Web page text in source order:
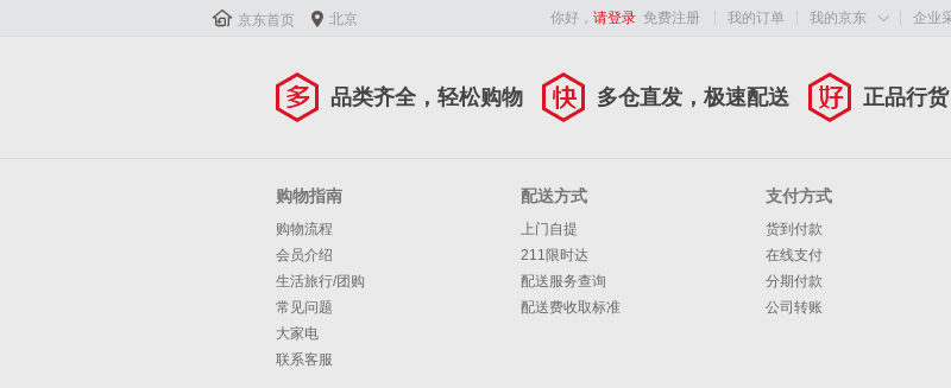
 京东首页  北京 你好， 请登录 免费注册 我的订单 我的京东  企业
品类齐全，轻松购物 多仓直发，极速配送 正品行
购物指南
购物流程
会员介绍
生活旅行/团购
常见问题
大家电
联系客服
配送方式
上门自提
211限时达
配送服务查询
配送费收取标准
支付方式
货到付款
在线支付
分期付款
公司转账